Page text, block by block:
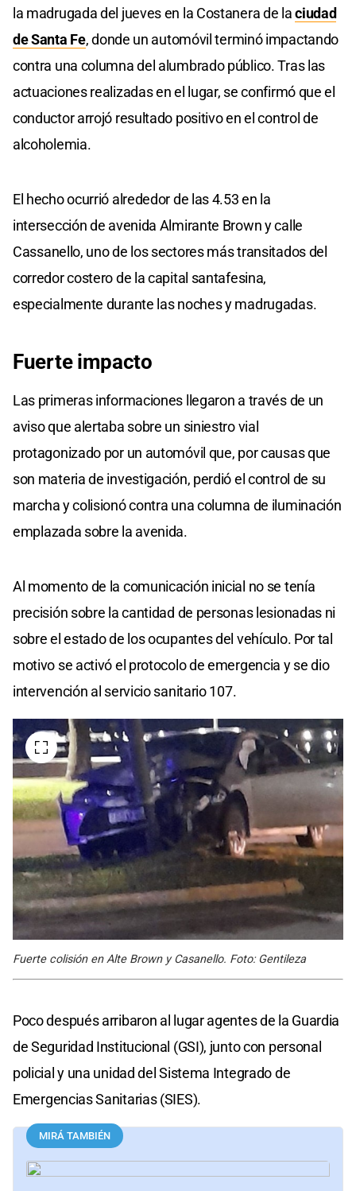
la madrugada del jueves en la Costanera de laciudad
de Santa Fe, donde un automóvil terminó impactando
contra una columna del alumbrado público. Tras las
actuaciones realizadas en el lugar, se confirmó que el
conductor arrojó resultado positivo en el control de
alcoholemia.
El hecho ocurrió alrededor de las 4.53 en la
intersección de avenida Almirante Brown y calle
Cassanello, uno de los sectores más transitados del
corredor costero de la capital santafesina,
especialmente durante las noches y madrugadas.
Fuerte impacto
Las primeras informaciones llegaron a través de un
aviso que alertaba sobre un siniestro vial
protagonizado por un automóvil que, por causas que
son materia de investigación, perdió el control de su
marcha y colisionó contra una columna de iluminación
emplazada sobre la avenida.
Al momento de la comunicación inicial no se tenía
precisión sobre la cantidad de personas lesionadas ni
sobre el estado de los ocupantes del vehículo. Por tal
motivo se activó el protocolo de emergencia y se dio
intervención al servicio sanitario 107.
Fuerte colisión en Alte Brown y Casanello. Foto: Gentileza
Poco después arribaron al lugar agentes de la Guardia
de Seguridad Institucional (GSI), junto con personal
policial y una unidad del Sistema Integrado de
Emergencias Sanitarias (SIES).
MIRÁ TAMBIÉN